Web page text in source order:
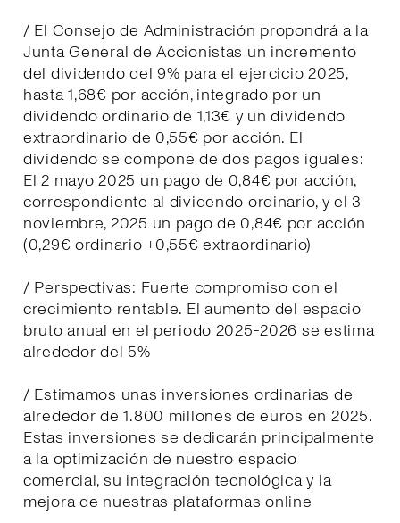
/ El Consejo de Administración propondrá a la
Junta General de Accionistas un incremento
del dividendo del 9% para el ejercicio 2025,
hasta 1,68€ por acción, integrado por un
dividendo ordinario de 1,13€ y un dividendo
extraordinario de 0,55€ por acción. El
dividendo se compone de dos pagos iguales:
El 2 mayo 2025 un pago de 0,84€ por acción,
correspondiente al dividendo ordinario, y el 3
noviembre, 2025 un pago de 0,84€ por acción
(0,29€ ordinario +0,55€ extraordinario)
/ Perspectivas: Fuerte compromiso con el
crecimiento rentable. El aumento del espacio
bruto anual en el periodo 2025-2026 se estima
alrededor del 5%
/ Estimamos unas inversiones ordinarias de
alrededor de 1.800 millones de euros en 2025.
Estas inversiones se dedicarán principalmente
a la optimización de nuestro espacio
comercial, su integración tecnológica y la
mejora de nuestras plataformas online